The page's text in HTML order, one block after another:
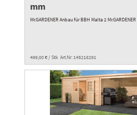
mm
Mr.GARDENER Anbau für BBH Malta 2
499,00 € / Stk Art.Nr: 145218291